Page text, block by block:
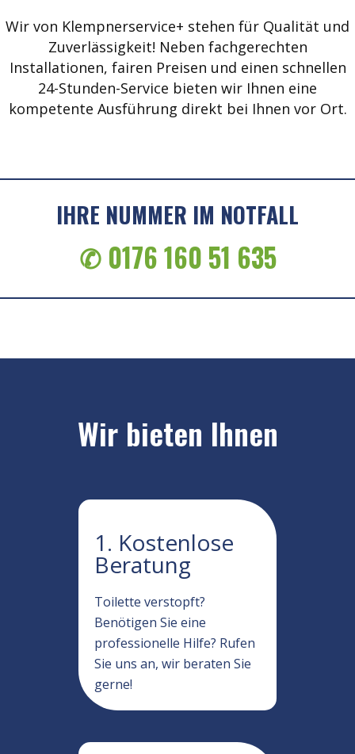
Wir von Klempnerservice+ stehen für Qualität und
Zuverlässigkeit! Neben fachgerechten
Installationen, fairen Preisen und einen schnellen
24-Stunden-Service bieten wir Ihnen eine
kompetente Ausführung direkt bei Ihnen vor Ort.
IHRE NUMMER IM NOTFALL
✆ 0176 160 51 635
Wir bieten Ihnen
1. Kostenlose
Beratung
Toilette verstopft?
Benötigen Sie eine
professionelle Hilfe? Rufen
Sie uns an, wir beraten Sie
gerne!